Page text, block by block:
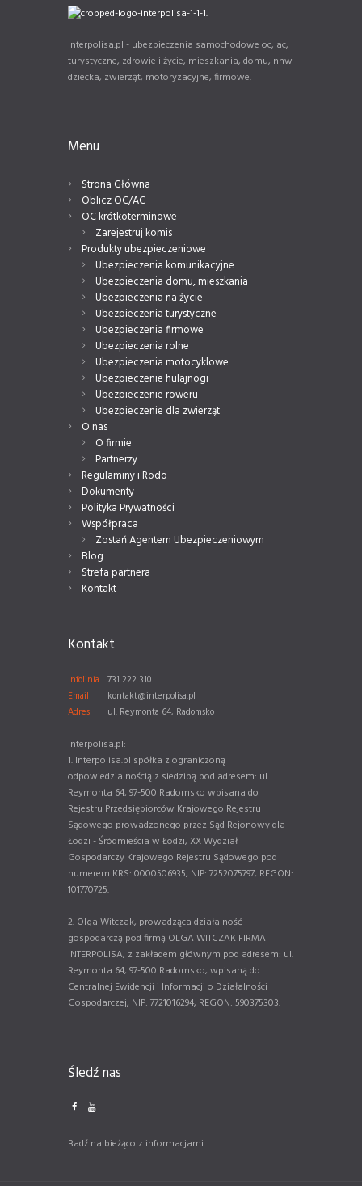
Interpolisa.pl - ubezpieczenia samochodowe oc, ac,
turystyczne, zdrowie i życie, mieszkania, domu, nnw
dziecka, zwierząt, motoryzacyjne, firmowe.
Menu
Strona Główna
Oblicz OC/AC
OC krótkoterminowe
Zarejestruj komis
Produkty ubezpieczeniowe
Ubezpieczenia komunikacyjne
Ubezpieczenia domu, mieszkania
Ubezpieczenia na życie
Ubezpieczenia turystyczne
Ubezpieczenia firmowe
Ubezpieczenia rolne
Ubezpieczenia motocyklowe
Ubezpieczenie hulajnogi
Ubezpieczenie roweru
Ubezpieczenie dla zwierząt
O nas
O firmie
Partnerzy
Regulaminy i Rodo
Dokumenty
Polityka Prywatności
Współpraca
Zostań Agentem Ubezpieczeniowym
Blog
Strefa partnera
Kontakt
Kontakt
Infolinia
731 222 310
Email
kontakt@interpolisa.pl
Adres
ul. Reymonta 64, Radomsko
Interpolisa.pl:
1. Interpolisa.pl spółka z ograniczoną
odpowiedzialnością z siedzibą pod adresem: ul.
Reymonta 64, 97-500 Radomsko wpisana do
Rejestru Przedsiębiorców Krajowego Rejestru
Sądowego prowadzonego przez Sąd Rejonowy dla
Łodzi - Śródmieścia w Łodzi, XX Wydział
Gospodarczy Krajowego Rejestru Sądowego pod
numerem KRS: 0000506935, NIP: 7252075797, REGON:
101770725.
2. Olga Witczak, prowadząca działalność
gospodarczą pod firmą OLGA WITCZAK FIRMA
INTERPOLISA, z zakładem głównym pod adresem: ul.
Reymonta 64, 97-500 Radomsko, wpisaną do
Centralnej Ewidencji i Informacji o Działalności
Gospodarczej, NIP: 7721016294, REGON: 590375303.
Śledź nas
Badź na bieżąco z informacjami